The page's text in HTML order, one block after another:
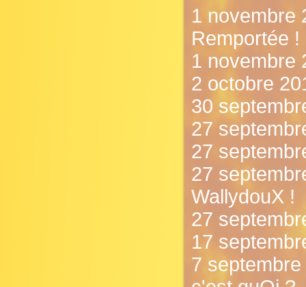
1 novembre
Remportée !
1 novembre
2 octobre
30
27
27
27
WallydouX !
27
17
7